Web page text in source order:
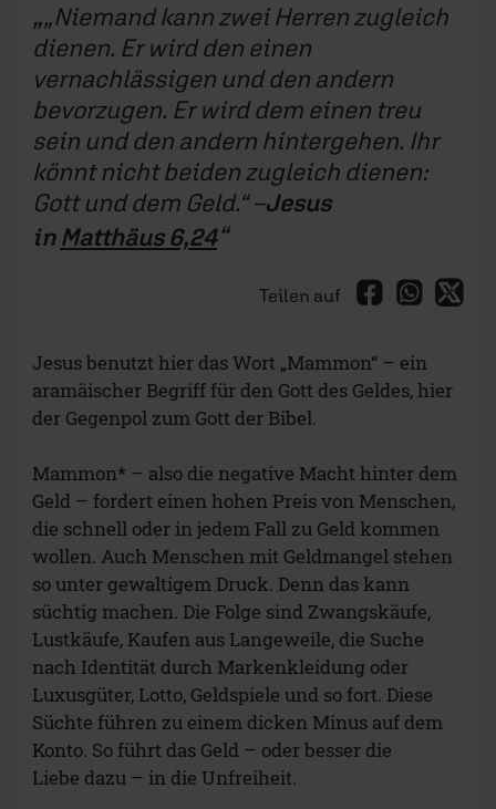
„Niemand kann zwei Herren zugleich
dienen. Er wird den einen
vernachlässigen und den andern
bevorzugen. Er wird dem einen treu
sein und den andern hintergehen. Ihr
könnt nicht beiden zugleich dienen:
Gott und dem Geld.“–Jesus
inMatthäus 6,24
Teilen auf
Jesus benutzt hier das Wort „Mammon“ – ein
aramäischer Begriff für den Gott des Geldes, hier
der Gegenpol zum Gott der Bibel.
Mammon* – also die negative Macht hinter dem
Geld – fordert einen hohen Preis von Menschen,
die schnell oder in jedem Fall zu Geld kommen
wollen. Auch Menschen mit Geldmangel stehen
so unter gewaltigem Druck. Denn das kann
süchtig machen. Die Folge sind Zwangskäufe,
Lustkäufe, Kaufen aus Langeweile, die Suche
nach Identität durch Markenkleidung oder
Luxusgüter, Lotto, Geldspiele und so fort. Diese
Süchte führen zu einem dicken Minus auf dem
Konto. So führt das Geld – oder besser die
Liebe dazu – in die Unfreiheit.